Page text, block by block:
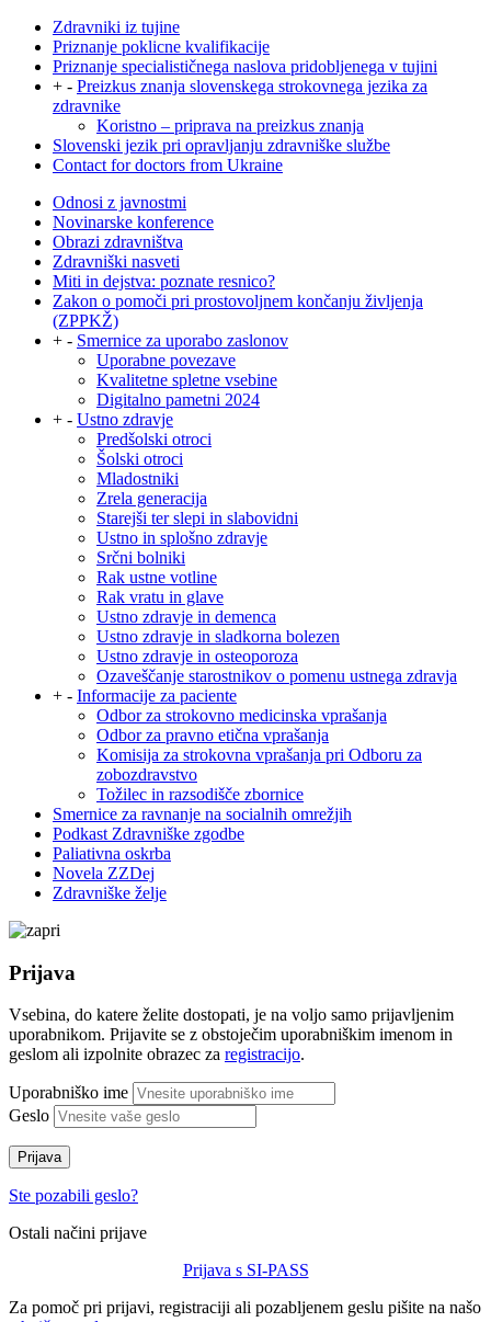
Zdravniki iz tujine
Priznanje poklicne kvalifikacije
Priznanje specialističnega naslova pridobljenega v tujini
+ - Preizkus znanja slovenskega strokovnega jezika za
zdravnike
Koristno – priprava na preizkus znanja
Slovenski jezik pri opravljanju zdravniške službe
Contact for doctors from Ukraine
Odnosi z javnostmi
Novinarske konference
Obrazi zdravništva
Zdravniški nasveti
Miti in dejstva: poznate resnico?
Zakon o pomoči pri prostovoljnem končanju življenja
(ZPPKŽ)
+ - Smernice za uporabo zaslonov
Uporabne povezave
Kvalitetne spletne vsebine
Digitalno pametni 2024
+ - Ustno zdravje
Predšolski otroci
Šolski otroci
Mladostniki
Zrela generacija
Starejši ter slepi in slabovidni
Ustno in splošno zdravje
Srčni bolniki
Rak ustne votline
Rak vratu in glave
Ustno zdravje in demenca
Ustno zdravje in sladkorna bolezen
Ustno zdravje in osteoporoza
Ozaveščanje starostnikov o pomenu ustnega zdravja
+ - Informacije za paciente
Odbor za strokovno medicinska vprašanja
Odbor za pravno etična vprašanja
Komisija za strokovna vprašanja pri Odboru za
zobozdravstvo
Tožilec in razsodišče zbornice
Smernice za ravnanje na socialnih omrežjih
Podkast Zdravniške zgodbe
Paliativna oskrba
Novela ZZDej
Zdravniške želje
Prijava
Vsebina, do katere želite dostopati, je na voljo samo prijavljenim
uporabnikom. Prijavite se z obstoječim uporabniškim imenom in
geslom ali izpolnite obrazec za registracijo.
Uporabniško ime
Geslo
Prijava
Ste pozabili geslo?
Ostali načini prijave
Prijava s SI-PASS
Za pomoč pri prijavi, registraciji ali pozabljenem geslu pišite na našo